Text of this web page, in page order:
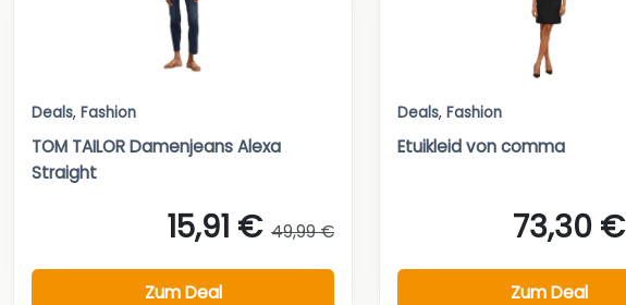
Deals, Fashion
TOM TAILOR Damenjeans Alexa
Straight
15,91 € 49,99 €
Zum Deal
Deals, Fashion
Etuikleid von comma
73,30 €
Zum Deal